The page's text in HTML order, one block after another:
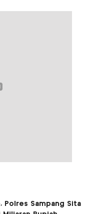
Polres Sampang Sita